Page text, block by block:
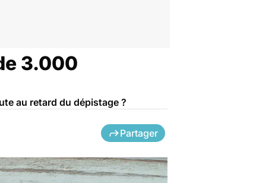
3.000
au retard du dépistage ?
Partager